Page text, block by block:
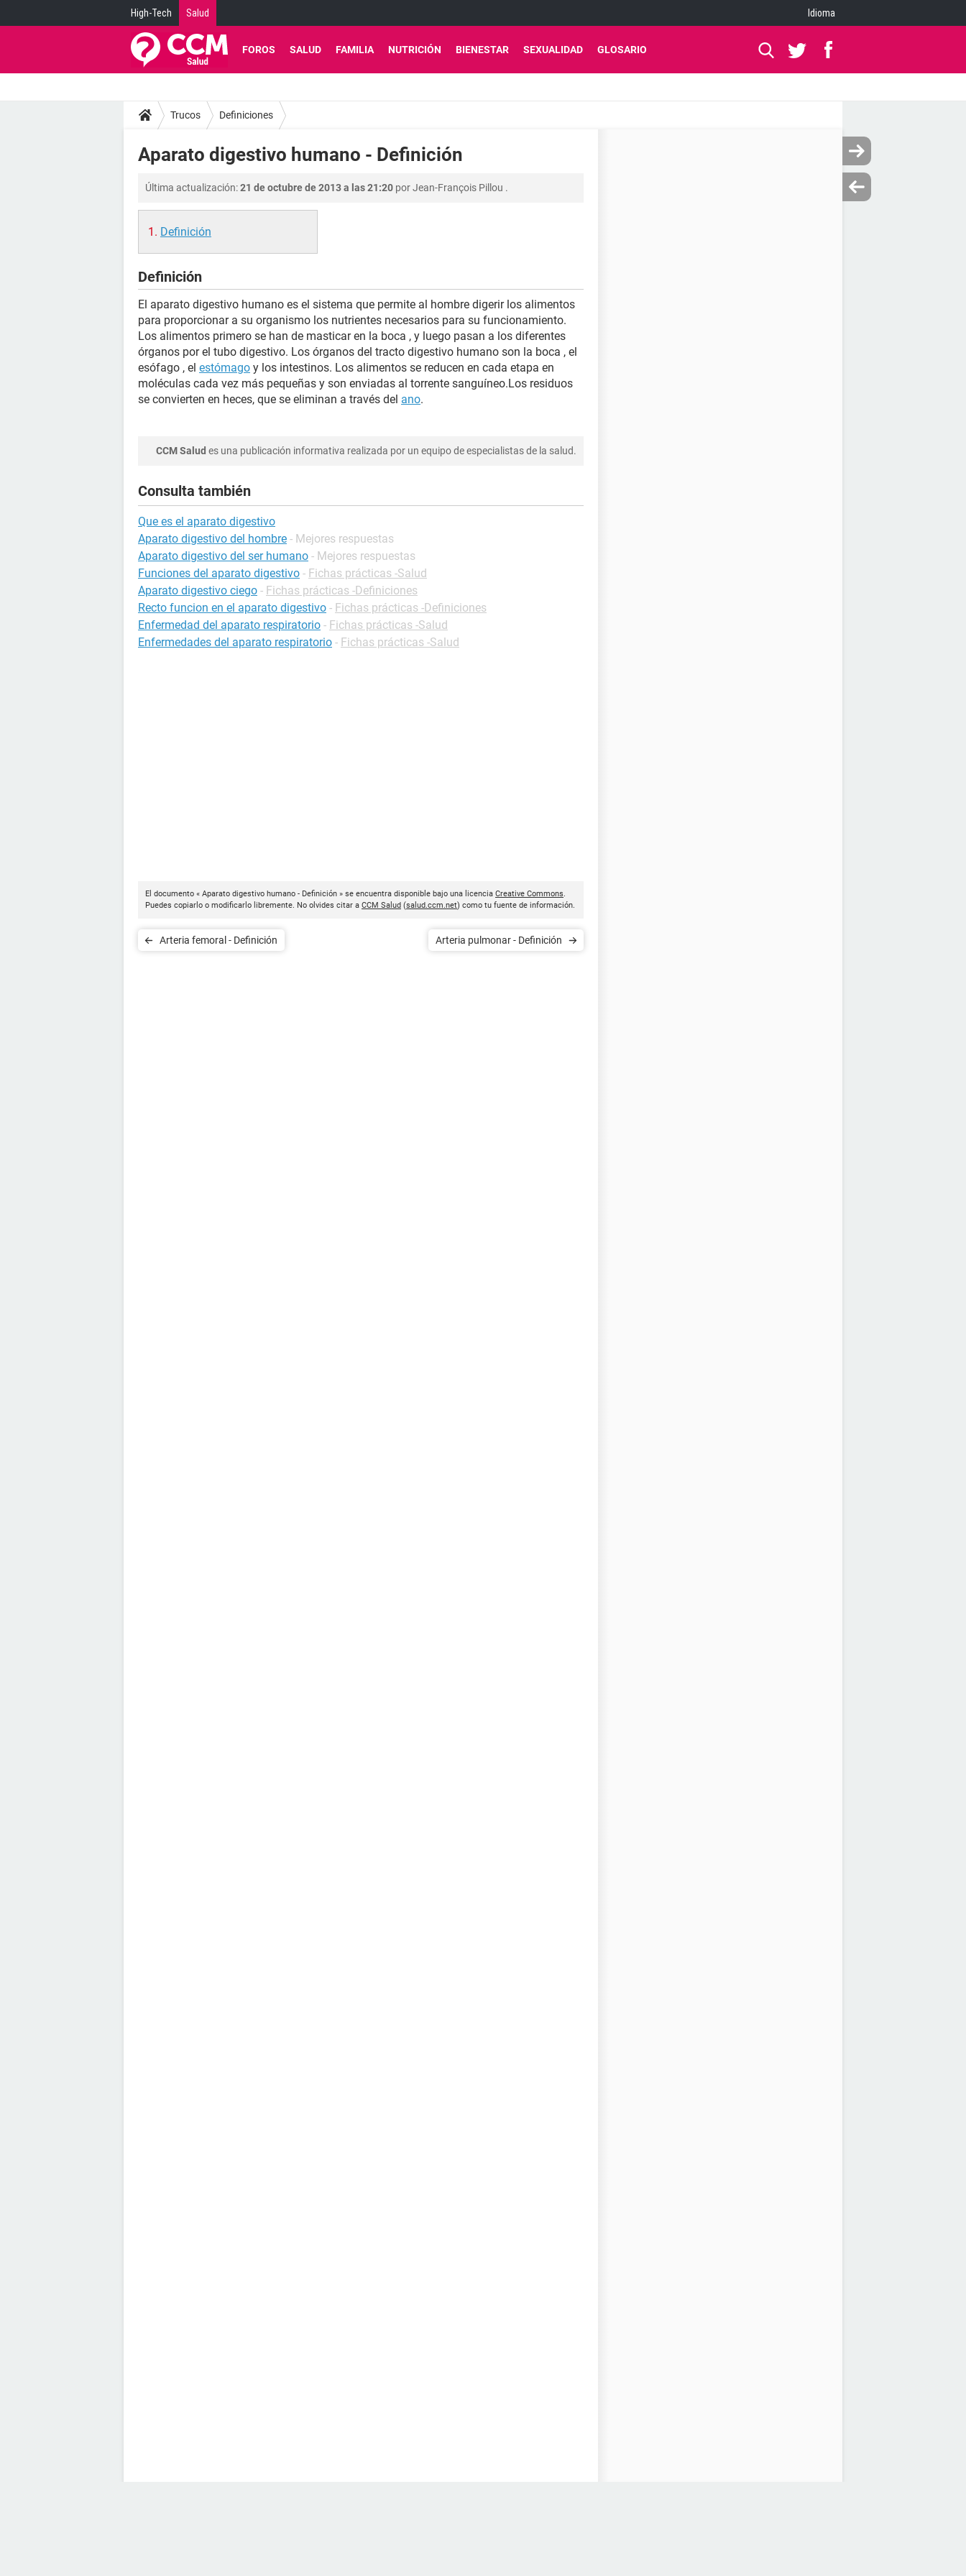
High-Tech Salud Idioma
FOROS SALUD FAMILIA NUTRICIÓN BIENESTAR SEXUALIDAD GLOSARIO
Trucos Definiciones
Aparato digestivo humano - Definición
Última actualización:21 de octubre de 2013 a las 21:20 porJean-François Pillou .
Definición
Definición
El aparato digestivo humano es el sistema que permite al hombre digerir los alimentos
para proporcionar a su organismo los nutrientes necesarios para su funcionamiento.
Los alimentos primero se han de masticar en la boca , y luego pasan a los diferentes
órganos por el tubo digestivo. Los órganos del tracto digestivo humano son la boca , el
esófago , el estómago y los intestinos. Los alimentos se reducen en cada etapa en
moléculas cada vez más pequeñas y son enviadas al torrente sanguíneo.Los residuos
se convierten en heces, que se eliminan a través del ano.
CCM Salud es una publicación informativa realizada por un equipo de especialistas de la salud.
Consulta también
Que es el aparato digestivo
Aparato digestivo del hombre - Mejores respuestas
Aparato digestivo del ser humano - Mejores respuestas
Funciones del aparato digestivo - Fichas prácticas -Salud
Aparato digestivo ciego - Fichas prácticas -Definiciones
Recto funcion en el aparato digestivo - Fichas prácticas -Definiciones
Enfermedad del aparato respiratorio - Fichas prácticas -Salud
Enfermedades del aparato respiratorio - Fichas prácticas -Salud
El documento « Aparato digestivo humano - Definición » se encuentra disponible bajo una licencia Creative Commons.
Puedes copiarlo o modificarlo libremente. No olvides citar a CCM Salud (salud.ccm.net) como tu fuente de información.
Arteria femoral - Definición Arteria pulmonar - Definición